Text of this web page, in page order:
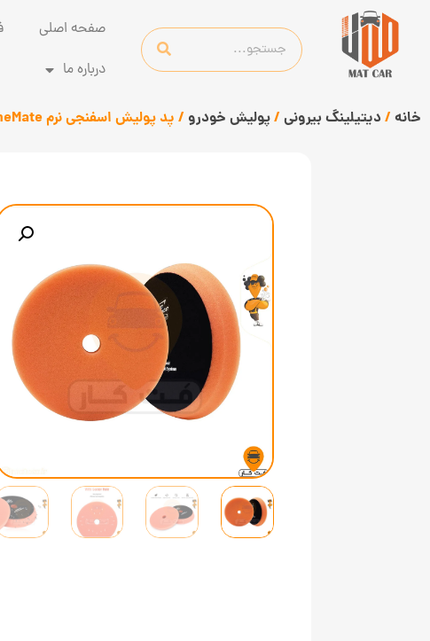
صفحه اصلی
درباره ما
خانه / دیتیلینگ بیرونی /پولیش خودرو / پد پولیش اسفنجی نرم ShineMate مدل T40 تخت